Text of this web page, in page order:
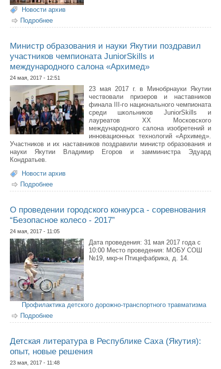
Новости архив
Подробнее
Министр образования и науки Якутии поздравил
участников чемпионата JuniorSkills и
международного салона «Архимед»
24 мая, 2017 - 12:51
23 мая 2017 г. в Минобрнауки Якутии
чествовали призеров и наставников
финала III-го национального чемпионата
среди школьников JuniorSkills и
лауреатов ХХ Московского
международного салона изобретений и
инновационных технологий «Архимед».
Участников и их наставников поздравили министр образования и
науки Якутии Владимир Егоров и замминистра Эдуард
Кондратьев.
Новости архив
Подробнее
участников чемпионата JuniorSkills и международного
О проведении городского конкурса - соревнования
“Безопасное колесо - 2017”
24 мая, 2017 - 11:05
Дата проведения: 31 мая 2017 года с
10:00 Место проведения: МОБУ СОШ
№19, мкр-н Птицефабрика, д. 14.
Профилактика детского дорожно-транспортного травматизма
Подробнее
“Безопасное колесо - 2017”
Детская литература в Республике Саха (Якутия):
опыт, новые решения
23 мая, 2017 - 11:48